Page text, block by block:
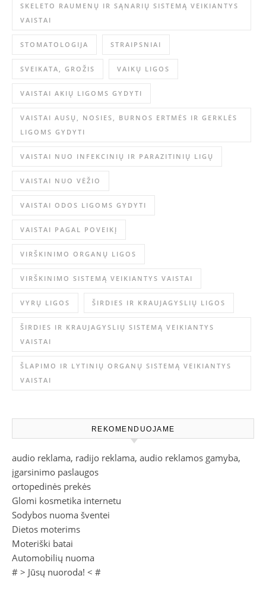
SKELETO RAUMENŲ IR SĄNARIŲ SISTEMĄ VEIKIANTYS
VAISTAI
STOMATOLOGIJA STRAIPSNIAI
SVEIKATA, GROŽIS VAIKŲ LIGOS
VAISTAI AKIŲ LIGOMS GYDYTI
VAISTAI AUSŲ, NOSIES, BURNOS ERTMĖS IR GERKLĖS
LIGOMS GYDYTI
VAISTAI NUO INFEKCINIŲ IR PARAZITINIŲ LIGŲ
VAISTAI NUO VĖŽIO
VAISTAI ODOS LIGOMS GYDYTI
VAISTAI PAGAL POVEIKĮ
VIRŠKINIMO ORGANŲ LIGOS
VIRŠKINIMO SISTEMĄ VEIKIANTYS VAISTAI
VYRŲ LIGOS ŠIRDIES IR KRAUJAGYSLIŲ LIGOS
ŠIRDIES IR KRAUJAGYSLIŲ SISTEMĄ VEIKIANTYS
VAISTAI
ŠLAPIMO IR LYTINIŲ ORGANŲ SISTEMĄ VEIKIANTYS
VAISTAI
REKOMENDUOJAME
audio reklama, radijo reklama, audio reklamos gamyba,
įgarsinimo paslaugos
ortopedinės prekės
Glomi kosmetika internetu
Sodybos nuoma šventei
Dietos moterims
Moteriški batai
Automobilių nuoma
# > Jūsų nuoroda! < #